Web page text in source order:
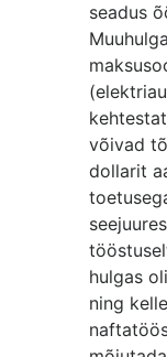
seadus
võivad
dollarit
hulgas
ning